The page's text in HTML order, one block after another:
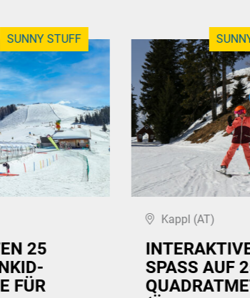
SUNNY STUFF
25
FÜR
Kappl (AT)
SPASS AUF